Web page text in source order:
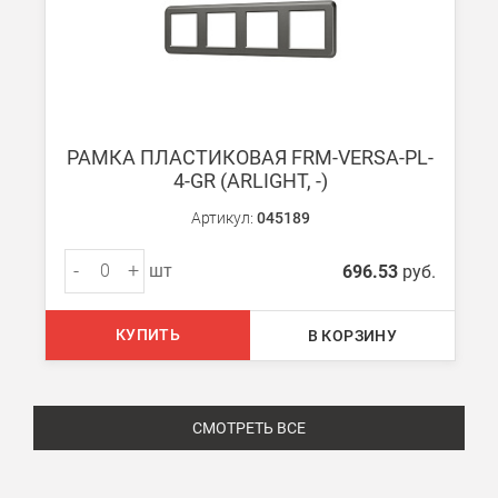
РАМКА ПЛАСТИКОВАЯ FRM-VERSA-PL-
4-GR (ARLIGHT, -)
Артикул: 045189
- + шт 696.53 руб.
КУПИТЬ В КОРЗИНУ
СМОТРЕТЬ ВСЕ